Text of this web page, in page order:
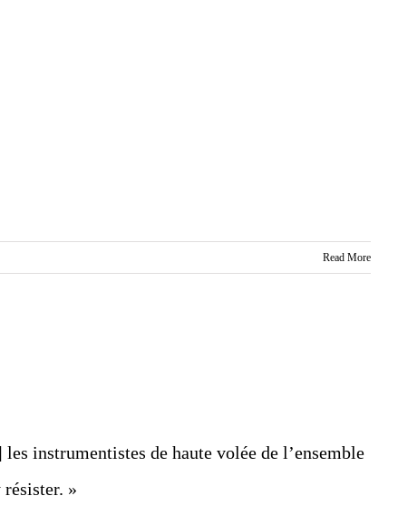
Read More
instrumentistes de haute volée de l’ensemble
»